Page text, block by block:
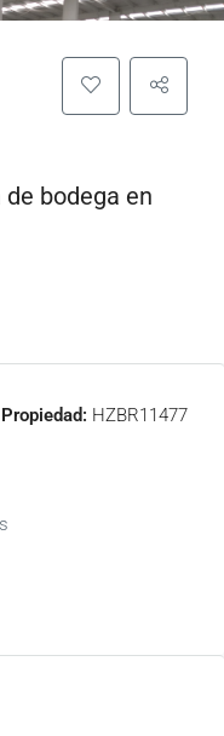
bodega en
HZBR11477